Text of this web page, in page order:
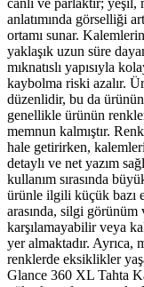
canlı ve parlaktır; yeşil,
anlatımında görselliği
ortamı sunar.
yaklaşık uzun süre
mıknatıslı yapısıyla
kaybolma riski azalır.
düzenlidir, bu da ürünün
genellikle ürünün
memnun kalmıştır.
hale getirirken,
detaylı ve net yazım
kullanım sırasında
ürünle ilgili küçük bazı
arasında, silgi görünüm
karşılamayabilir veya
yer almaktadır. Ayrıca,
renklerde eksiklikler
Glance 360 XL Tahta